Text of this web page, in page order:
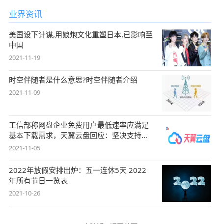
业界资讯
美国设下计谋,用娘炮文化重塑日本,已影响至
中国
2021-11-19
时空伴随者是什么意思?时空伴随者介绍
2021-11-09
工信部称网盘企业免费用户最低速率应满足
基本下载需求，天翼云盘回应：坚决支持，
始终
2021-11-05
2022年放假安排出炉：五一连休5天 2022
年所有节日一览表
2021-10-26